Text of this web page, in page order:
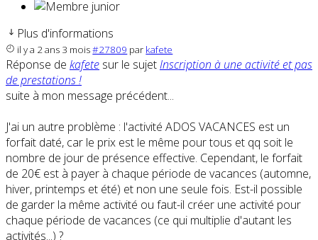
Plus d'informations
il y a 2 ans 3 mois#27809 par kafete
Réponse de kafete sur le sujetInscription à une activité et pas
de prestations !
suite à mon message précédent...
J'ai un autre problème : l'activité ADOS VACANCES est un
forfait daté, car le prix est le même pour tous et qq soit le
nombre de jour de présence effective. Cependant, le forfait
de 20€ est à payer à chaque période de vacances (automne,
hiver, printemps et été) et non une seule fois. Est-il possible
de garder la même activité ou faut-il créer une activité pour
chaque période de vacances (ce qui multiplie d'autant les
activités...) ?